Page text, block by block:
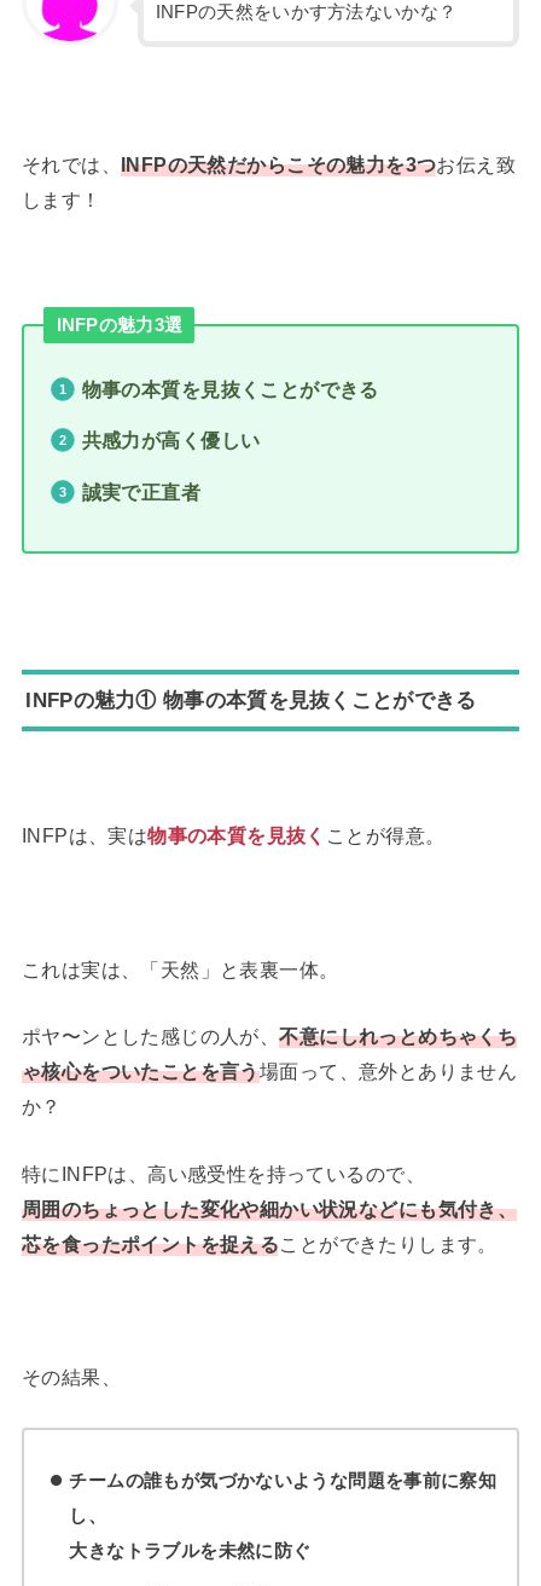
INFPの天然をいかす方法ないかな？
それでは、 INFPの天然だからこその魅力を3つお伝え致
します！
INFPの魅力3選
物事の本質を見抜くことができる
共感力が高く優しい
誠実で正直者
INFPの魅力① 物事の本質を見抜くことができる
INFPは、実は物事の本質を見抜く ことが得意。
これは実は、「天然」と表裏一体。
ポヤ〜ンとした感じの人が、不意にしれっとめちゃくち
ゃ核心をついたことを言う場面って、意外とありません
か？
特にINFPは、高い感受性を持っているので、
周囲のちょっとした変化や細かい状況などにも気付き、
芯を食ったポイントを捉えることができたりします。
その結果、
チームの誰もが気づかないような問題を事前に察知
し、
大きなトラブルを未然に防ぐ